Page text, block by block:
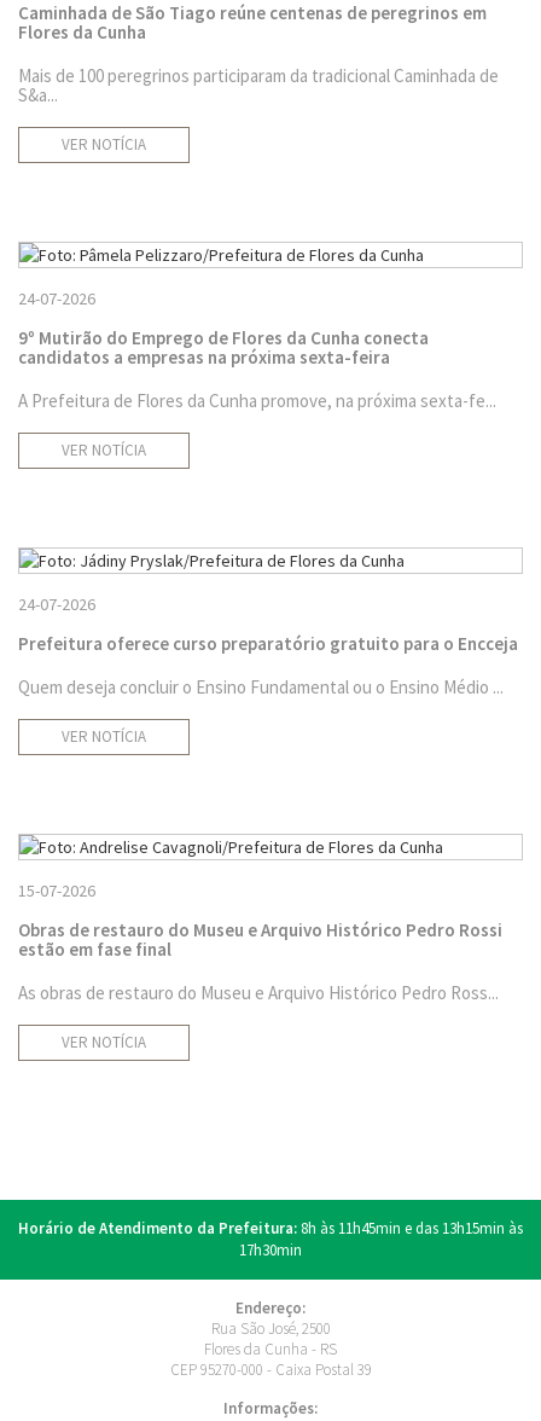
Caminhada de São Tiago reúne centenas de peregrinos em
Flores da Cunha
Mais de 100 peregrinos participaram da tradicional Caminhada de
S&a...
VER NOTÍCIA
24-07-2026
9º Mutirão do Emprego de Flores da Cunha conecta
candidatos a empresas na próxima sexta-feira
A Prefeitura de Flores da Cunha promove, na próxima sexta-fe...
VER NOTÍCIA
24-07-2026
Prefeitura oferece curso preparatório gratuito para o Encceja
Quem deseja concluir o Ensino Fundamental ou o Ensino Médio ...
VER NOTÍCIA
15-07-2026
Obras de restauro do Museu e Arquivo Histórico Pedro Rossi
estão em fase final
As obras de restauro do Museu e Arquivo Histórico Pedro Ross...
VER NOTÍCIA
Horário de Atendimento da Prefeitura:8h às 11h45min e das 13h15min às
17h30min
Endereço:
Rua São José, 2500
Flores da Cunha - RS
CEP 95270-000 - Caixa Postal 39
Informações: